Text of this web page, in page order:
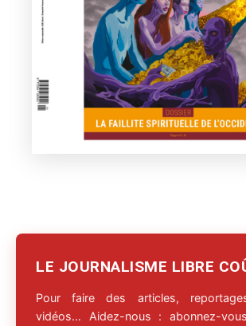
LE JOURNALISME LIBRE
Pour faire des articles,
vidéos… Aidez-nous : abonnez-